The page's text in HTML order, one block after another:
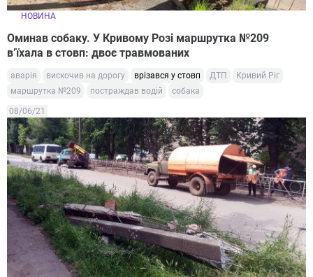
НОВИНА
Оминав собаку. У Кривому Розі маршрутка №209
в’їхала в стовп: двоє травмованих
аварія вискочив на дорогу врізався у стовп ДТП
Кривий Ріг
маршрутка №209
постраждав водій собака
08/06/21